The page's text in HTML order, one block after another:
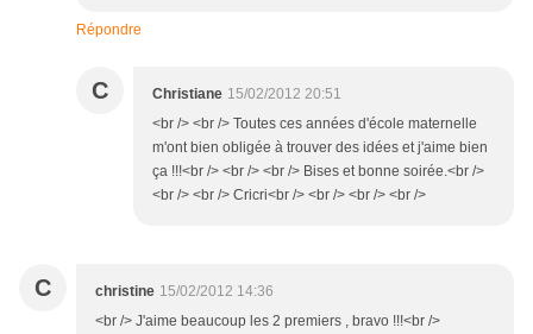
Répondre
C Christiane 15/02/2012 20:51
<br /> <br /> Toutes ces années d'école maternelle
m'ont bien obligée à trouver des idées et j'aime bien
ça !!!<br /> <br /> <br /> Bises et bonne soirée.<br />
<br /> <br /> Cricri<br /> <br /> <br /> <br />
C christine 15/02/2012 14:36
<br /> J'aime beaucoup les 2 premiers , bravo !!!<br />